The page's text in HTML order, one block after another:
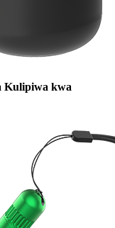
Kulipiwa kwa